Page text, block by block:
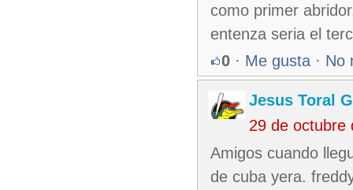
como primer
entenza seria el
0 · Me gusta · No
Jesus Toral
29 de octubre
Amigos cuando
de cuba yera.